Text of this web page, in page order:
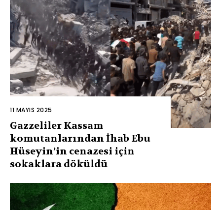
11 MAYIS 2025
Gazzeliler Kassam
komutanlarından İhab Ebu
Hüseyin’in cenazesi için
sokaklara döküldü